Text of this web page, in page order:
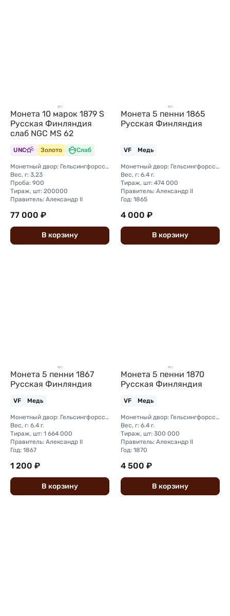
Монета 10 марок 1879 S
Русская Финляндия
слаб NGC MS 62
UNC Золото Слаб
Монетный двор: Гельсингфорсский монетный двор (Финляндия)
Вес, г: 3,23
Проба: 900
Тираж, шт: 200000
Правитель: Александр II
77 000 ₽
В корзину
Монета 5 пенни 1865
Русская Финляндия
VF Медь
Монетный двор: Гельсингфорсский монетный двор (Финляндия)
Вес, г: 6.4 г.
Тираж, шт: 474 000
Правитель: Александр II
Год: 1865
4 000 ₽
В корзину
Монета 5 пенни 1867
Русская Финляндия
VF Медь
Монетный двор: Гельсингфорсский монетный двор (Финляндия)
Вес, г: 6.4 г.
Тираж, шт: 1 664 000
Правитель: Александр II
Год: 1867
1 200 ₽
В корзину
Монета 5 пенни 1870
Русская Финляндия
VF Медь
Монетный двор: Гельсингфорсский монетный двор (Финляндия)
Вес, г: 6.4 г.
Тираж, шт: 300 000
Правитель: Александр II
Год: 1870
4 500 ₽
В корзину